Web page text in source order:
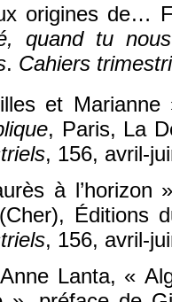
origines de…
quand tu
. Cahiers
et
, Paris, La
, 156, avril-
à l’horizon
Éditions
, 156, avril-
Lanta, «